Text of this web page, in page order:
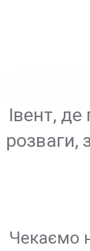
Івент,
розваги,
Чекаємо